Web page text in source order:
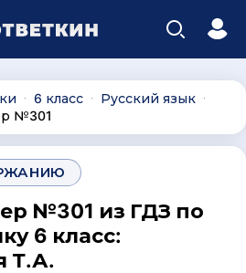
∙ 6 класс ∙ Русский язык ∙
№301
№301 из ГДЗ по
6 класс:
Т.А.